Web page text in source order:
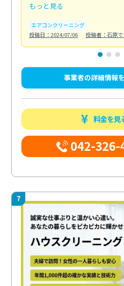
もっと見る
エアコンクリーニング
投稿日：2024/07/06
投稿者：石原で
事業者の詳細情報
料金を見
042-326-
7